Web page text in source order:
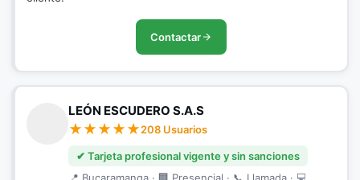
Contactar
LEÓN ESCUDERO S.A.S
208 Usuarios
✔ Tarjeta profesional vigente y sin sanciones